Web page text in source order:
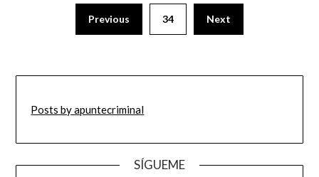
Previous 34 Next
Posts by apuntecriminal
SÍGUEME